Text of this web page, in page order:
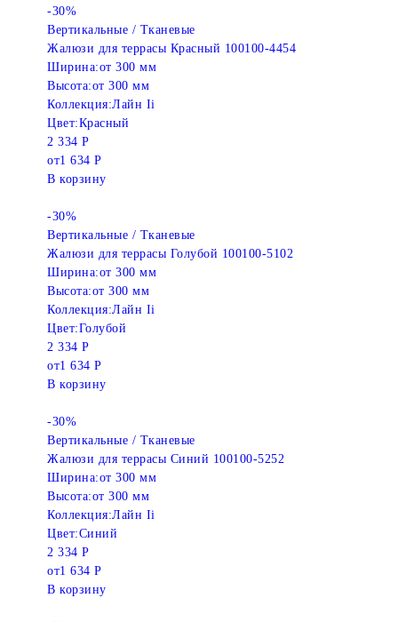
-30%
Вертикальные / Тканевые
Жалюзи для террасы Красный 100100-4454
Ширина:от 300 мм
Высота:от 300 мм
Коллекция:Лайн Ii
Цвет:Красный
2 334 Р
от1 634 Р
В корзину
-30%
Вертикальные / Тканевые
Жалюзи для террасы Голубой 100100-5102
Ширина:от 300 мм
Высота:от 300 мм
Коллекция:Лайн Ii
Цвет:Голубой
2 334 Р
от1 634 Р
В корзину
-30%
Вертикальные / Тканевые
Жалюзи для террасы Синий 100100-5252
Ширина:от 300 мм
Высота:от 300 мм
Коллекция:Лайн Ii
Цвет:Синий
2 334 Р
от1 634 Р
В корзину